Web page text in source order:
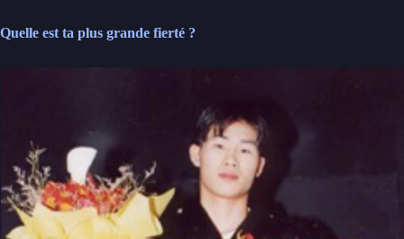
Quelle est ta plus grande fierté ?